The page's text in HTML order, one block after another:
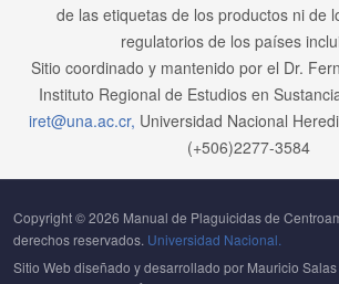
de las etiquetas de los productos ni de
regulatorios de los países
Sitio coordinado y mantenido por el Dr.
Instituto Regional de Estudios en
iret@una.ac.cr, Universidad Nacional
(+506)2277-3584
Copyright © 2026 Manual de Plaguicidas de
derechos reservados. Universidad Nacional.
Sitio Web diseñado y desarrollado por Mauricio